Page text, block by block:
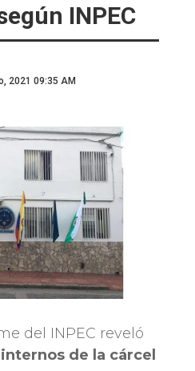
INPEC
2021 09:35 AM
del INPEC reveló
de la cárcel